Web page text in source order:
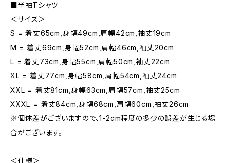
■半袖Tシャツ
＜サイズ＞
S = 着丈65cm,身幅49cm,肩幅42cm,袖丈19cm
M = 着丈69cm,身幅52cm,肩幅46cm,袖丈20cm
L = 着丈73cm,身幅55cm,肩幅50cm,袖丈22cm
XL = 着丈77cm,身幅58cm,肩幅54cm,袖丈24cm
XXL = 着丈81cm,身幅63cm,肩幅57cm,袖丈25cm
XXXL = 着丈84cm,身幅68cm,肩幅60cm,袖丈26cm
※個体差がございますので、1-2cm程度の多少の誤差が生じる場
合がございます。
＜仕様＞